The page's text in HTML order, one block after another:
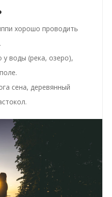
хорошо проводить
воды (река, озеро),
сена, деревянный